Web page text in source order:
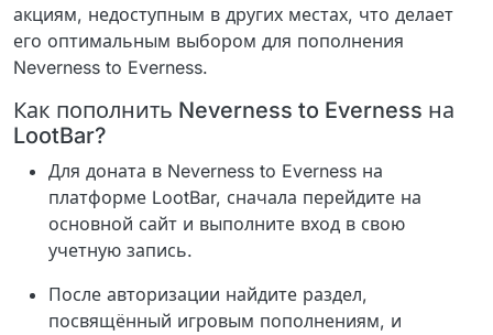
акциям, недоступным в других местах, что делает
его оптимальным выбором для пополнения
Neverness to Everness.
Как пополнить Neverness to Everness на
LootBar?
Для доната в Neverness to Everness на
платформе LootBar, сначала перейдите на
основной сайт и выполните вход в свою
учетную запись.
После авторизации найдите раздел,
посвящённый игровым пополнениям, и